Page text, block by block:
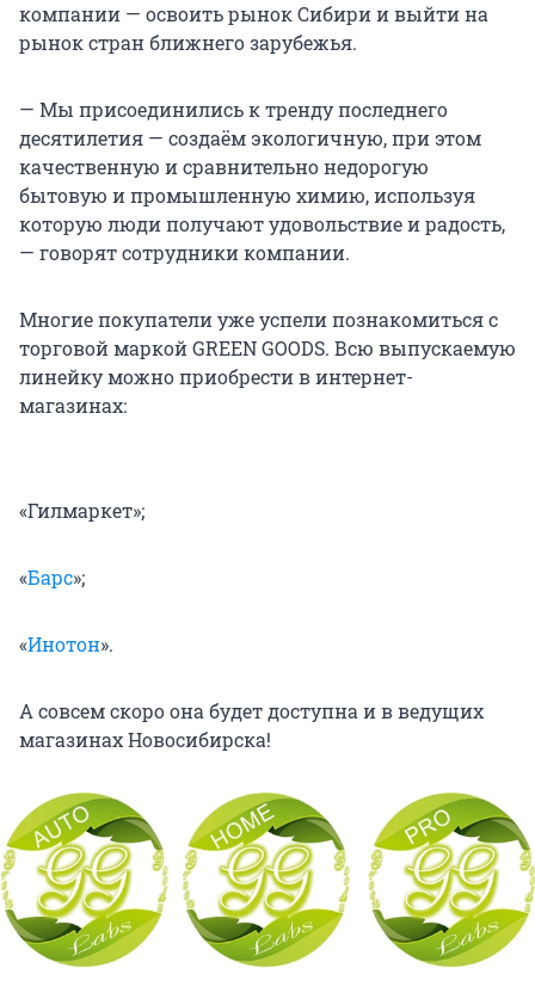
компании — освоить рынок Сибири и выйти на
рынок стран ближнего зарубежья.
— Мы присоединились к тренду последнего
десятилетия — создаём экологичную, при этом
качественную и сравнительно недорогую
бытовую и промышленную химию, используя
которую люди получают удовольствие и радость,
— говорят сотрудники компании.
Многие покупатели уже успели познакомиться с
торговой маркой GREEN GOODS. Всю выпускаемую
линейку можно приобрести в интернет-
магазинах:
«Гилмаркет»;
«Барс»;
«Инотон».
А совсем скоро она будет доступна и в ведущих
магазинах Новосибирска!